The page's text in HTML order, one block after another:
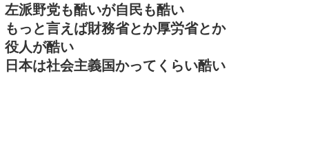
左派野党も酷いが自民も酷い
もっと言えば財務省とか厚労省とか
役人が酷い
日本は社会主義国かってくらい酷い